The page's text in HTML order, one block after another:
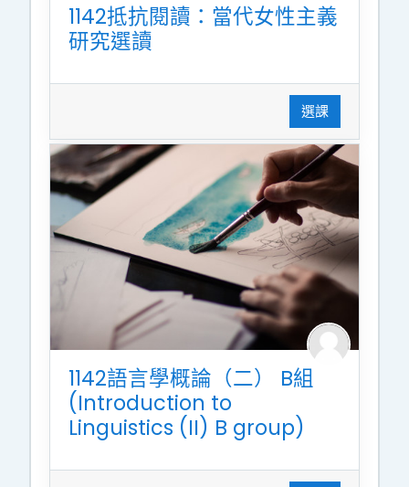
1142抵抗閱讀：當代女性主義
研究選讀
選課
1142語言學概論（二） B組
(Introduction to
Linguistics (II) B group)